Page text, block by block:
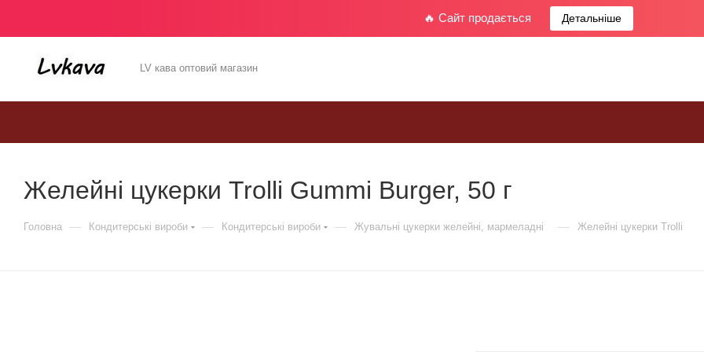
🔥 Сайт продається Детальніше
LV кава оптовий магазин
Желейні цукерки Trolli Gummi Burger, 50 г
Головна — Кондитерські вироби — Кондитерські вироби — Жувальні цукерки желейні, мармеладні — Желейні цукерки Trolli